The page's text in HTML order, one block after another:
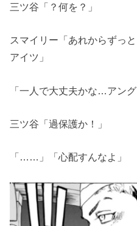
三ツ谷「？何を？」
スマイリー「あれからずっ
アイツ」
「一人で大丈夫かな…アング
三ツ谷「過保護か！」
「……」「心配すんなよ」